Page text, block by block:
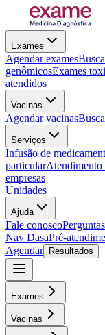
Exames
Agendar exames
genômicosExames
atendidos
Vacinas
Agendar vacinas
Serviços
Infusão de
particular
empresas
Unidades
Ajuda
Fale conosco
Nav DasaPré-
Agendar
Resultados
Exames
Vacinas